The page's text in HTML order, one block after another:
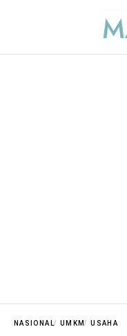
NASIONAL UMKM USAHA